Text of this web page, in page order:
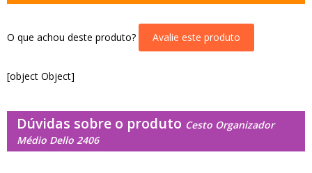
O que achou deste produto? Avalie este produto
[object Object]
Dúvidas sobre o produto Cesto Organizador
Médio Dello 2406